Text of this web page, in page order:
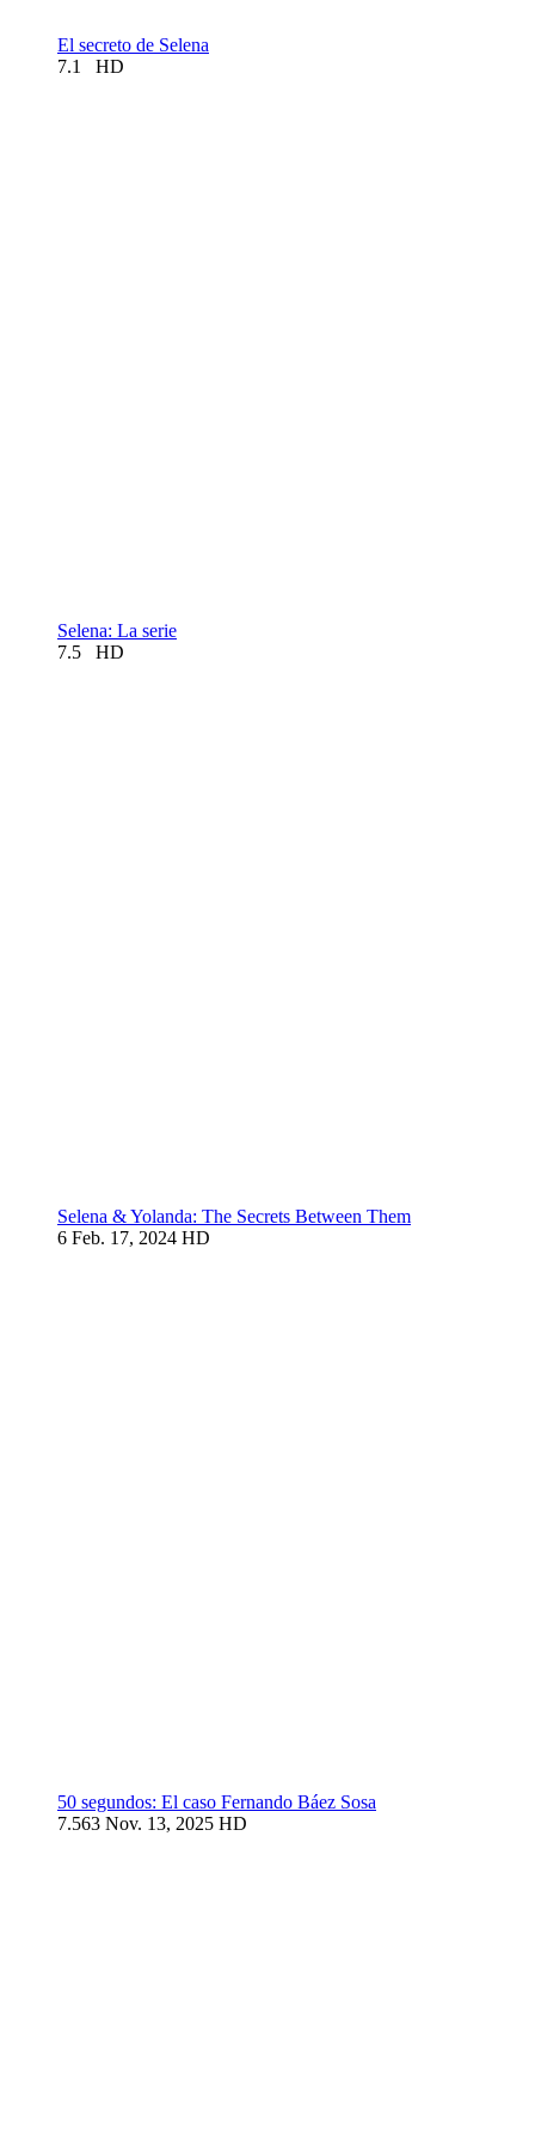
El secreto de Selena
7.1
HD
Selena: La serie
7.5
HD
Selena & Yolanda: The Secrets Between Them
6 Feb. 17, 2024 HD
50 segundos: El caso Fernando Báez Sosa
7.563 Nov. 13, 2025 HD